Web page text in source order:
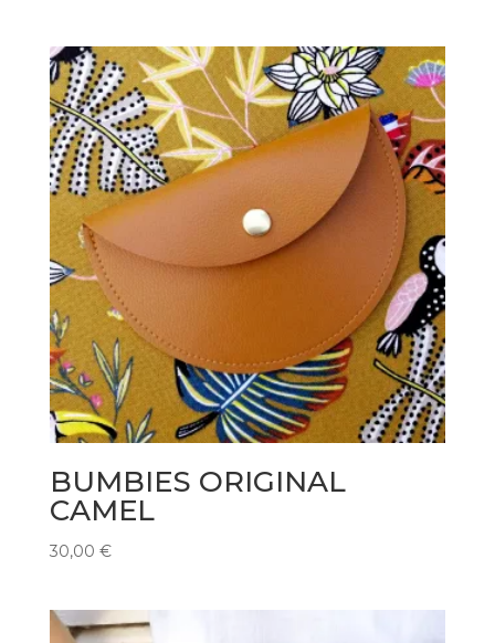
BUMBIES ORIGINAL
CAMEL
30,00 €